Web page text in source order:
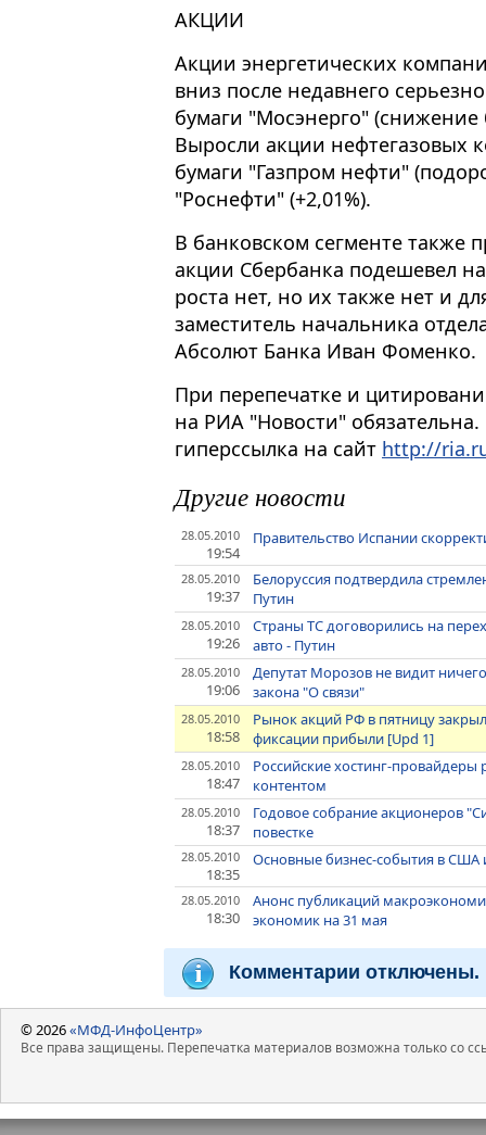
АКЦИИ
Акции энергетических
вниз после недавнего
бумаги "Мосэнерго"
Выросли акции нефтегазовых
бумаги "Газпром нефти"
"Роснефти" (+2,01%).
В банковском сегменте также
акции Сбербанка подешевел
роста нет, но их также нет и
заместитель начальника
Абсолют Банка Иван Фоменко.
При перепечатке и
на РИА "Новости"
гиперссылка на сайт http://
Другие новости
28.05.2010
19:54
Правительство Испании
28.05.2010
19:37
Белоруссия подтвердила
Путин
28.05.2010
19:26
Страны ТС договорились на
авто - Путин
28.05.2010
19:06
Депутат Морозов не видит
закона "О связи"
28.05.2010
18:58
Рынок акций РФ в пятницу
фиксации прибыли [Upd 1]
28.05.2010
18:47
Российские хостинг-
контентом
28.05.2010
18:37
Годовое собрание акционеров
повестке
28.05.2010
18:35
Основные бизнес-события в США
28.05.2010
18:30
Анонс публикаций
экономик на 31 мая
Комментарии отключены.
© 2026«МФД-ИнфоЦентр»
Все права защищены. Перепечатка материалов возможна только со